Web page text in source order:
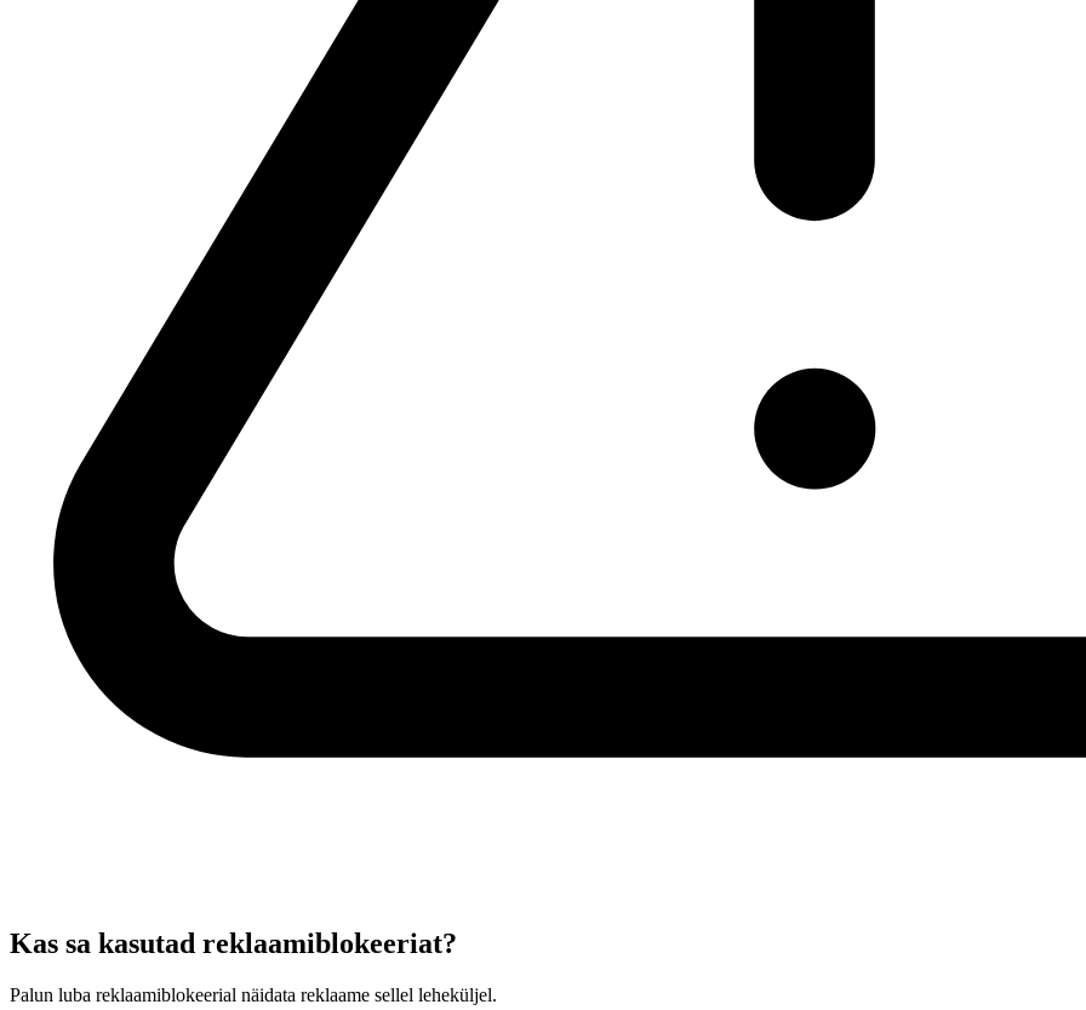
Kas sa kasutad reklaamiblokeeriat?
Palun luba reklaamiblokeerial näidata reklaame sellel leheküljel.